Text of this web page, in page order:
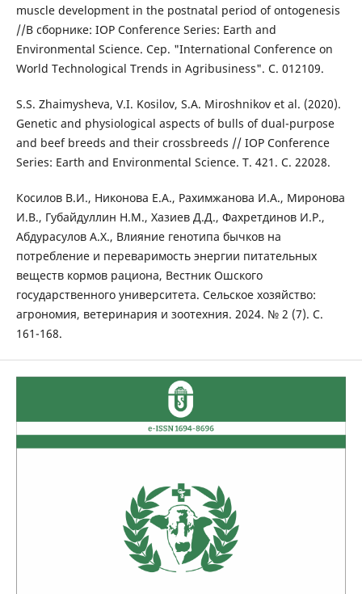
muscle development in the postnatal period of ontogenesis
//В сборнике: IOP Conference Series: Earth and
Environmental Science. Сер. "International Conference on
World Technological Trends in Agribusiness". С. 012109.
S.S. Zhaimysheva, V.I. Kosilov, S.A. Miroshnikov et al. (2020).
Genetic and physiological aspects of bulls of dual-purpose
and beef breeds and their crossbreeds // IOP Conference
Series: Earth and Environmental Science. Т. 421. С. 22028.
Косилов В.И., Никонова Е.А., Рахимжанова И.А., Миронова
И.В., Губайдуллин Н.М., Хазиев Д.Д., Фахретдинов И.Р.,
Абдурасулов А.Х., Влияние генотипа бычков на
потребление и переваримость энергии питательных
веществ кормов рациона, Вестник Ошского
государственного университета. Сельское хозяйство:
агрономия, ветеринария и зоотехния. 2024. № 2 (7). С.
161-168.